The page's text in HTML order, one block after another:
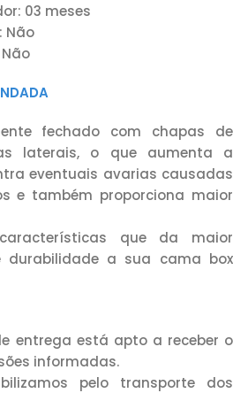
03 meses
Não
fechado com chapas de
laterais, o que aumenta a
eventuais avarias causadas
e também proporciona maior
que da maior
durabilidade a sua cama box
entrega está apto a receber o
informadas.
pelo transporte dos